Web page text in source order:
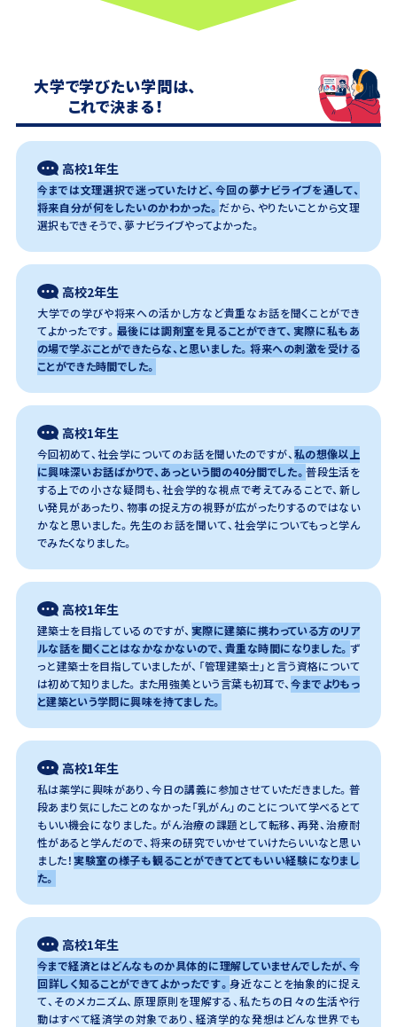
大学で学びたい学問は、
これで決まる！
高校1年生
今までは文理選択で迷っていたけど、今回の夢ナビライブを通して、
将来自分が何をしたいのかわかった。 だから、やりたいことから文理
選択もできそうで、夢ナビライブやってよかった。
高校2年生
大学での学びや将来への活かし方など貴重なお話を聞くことができ
てよかったです。 最後には調剤室を見ることができて、実際に私もあ
の場で学ぶことができたらな、と思いました。将来への刺激を受ける
ことができた時間でした。
高校1年生
今回初めて、社会学についてのお話を聞いたのですが、私の想像以上
に興味深いお話ばかりで、あっという間の40分間でした。普段生活を
する上での小さな疑問も、社会学的な視点で考えてみることで、新し
い発見があったり、物事の捉え方の視野が広がったりするのではない
かなと思いました。先生のお話を聞いて、社会学についてもっと学ん
でみたくなりました。
高校1年生
建築士を目指しているのですが、 実際に建築に携わっている方のリア
ルな話を聞くことはなかなかないので、貴重な時間になりました。 ず
っと建築士を目指していましたが、「管理建築士」と言う資格について
は初めて知りました。また用強美という言葉も初耳で、今までよりもっ
と建築という学問に興味を持てました。
高校1年生
私は薬学に興味があり、今日の講義に参加させていただきました。普
段あまり気にしたことのなかった「乳がん」のことについて学べるとて
もいい機会になりました。がん治療の課題として転移、再発、治療耐
性があると学んだので、将来の研究でいかせていけたらいいなと思い
ました！実験室の様子も観ることができてとてもいい経験になりまし
た。
高校1年生
今まで経済とはどんなものか具体的に理解していませんでしたが、今
回詳しく知ることができてよかったです。身近なことを抽象的に捉え
て、そのメカニズム、原理原則を理解する、私たちの日々の生活や行
動はすべて経済学の対象であり、経済学的な発想はどんな世界でも